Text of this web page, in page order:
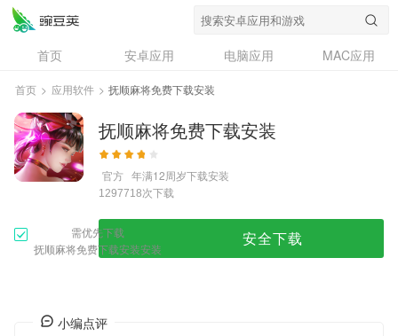
首页 安卓应用 电脑应用
MAC应用
资讯
专题
问答
首页 > 应用软件 > 抚顺麻将免费下载安装
抚顺麻将免费下载安装
官方 年满12周岁下载安装
1297718次下载
需优先下载
抚顺麻将免费下载安装安装
安全下载
小编点评